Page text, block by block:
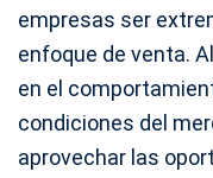
empresas ser
enfoque de venta.
en el
condiciones del
aprovechar las